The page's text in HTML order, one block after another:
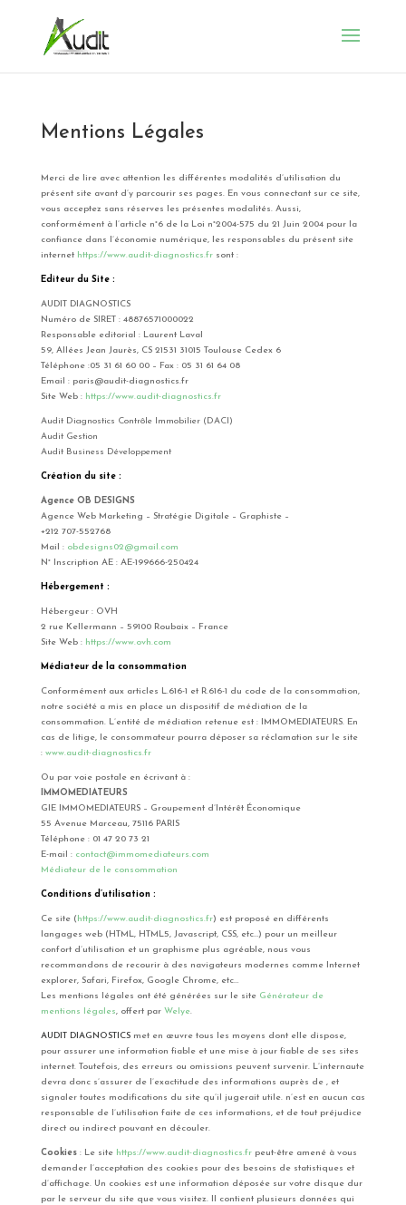
Mentions Légales
Merci de lire avec attention les différentes modalités d’utilisation du
présent site avant d’y parcourir ses pages. En vous connectant sur ce site,
vous acceptez sans réserves les présentes modalités. Aussi,
conformément à l’article n°6 de la Loi n°2004-575 du 21 Juin 2004 pour la
confiance dans l’économie numérique, les responsables du présent site
internet https://www.audit-diagnostics.frsont :
Editeur du Site :
AUDIT DIAGNOSTICS
Numéro de SIRET : 48876571000022
Responsable editorial : Laurent Laval
59, Allées Jean Jaurès, CS 21531 31015 Toulouse Cedex 6
Téléphone :05 31 61 60 00 – Fax : 05 31 61 64 08
Email : paris@audit-diagnostics.fr
Site Web : https://www.audit-diagnostics.fr
Audit Diagnostics Contrôle Immobilier (DACI)
Audit Gestion
Audit Business Développement
Création du site :
Agence OB DESIGNS
Agence Web Marketing – Stratégie Digitale – Graphiste –
+212 707-552768
Mail : obdesigns02@gmail.com
N° Inscription AE : AE-199666-250424
Hébergement :
Hébergeur : OVH
2 rue Kellermann – 59100 Roubaix – France
Site Web : https://www.ovh.com
Médiateur de la consommation
Conformément aux articles L.616-1 et R.616-1 du code de la consommation,
notre société a mis en place un dispositif de médiation de la
consommation. L’entité de médiation retenue est : IMMOMEDIATEURS. En
cas de litige, le consommateur pourra déposer sa réclamation sur le site
: www.audit-diagnostics.fr
Ou par voie postale en écrivant à :
IMMOMEDIATEURS
GIE IMMOMEDIATEURS – Groupement d’Intérêt Économique
55 Avenue Marceau, 75116 PARIS
Téléphone : 01 47 20 73 21
E-mail : contact@immomediateurs.com
Médiateur de le consommation
Conditions d’utilisation :
Ce site ( https://www.audit-diagnostics.fr) est proposé en différents
langages web (HTML, HTML5, Javascript, CSS, etc…) pour un meilleur
confort d’utilisation et un graphisme plus agréable, nous vous
recommandons de recourir à des navigateurs modernes comme Internet
explorer, Safari, Firefox, Google Chrome, etc…
Les mentions légales ont été générées sur le site Générateur de
mentions légales, offert par Welye.
AUDIT DIAGNOSTICS met en œuvre tous les moyens dont elle dispose,
pour assurer une information fiable et une mise à jour fiable de ses sites
internet. Toutefois, des erreurs ou omissions peuvent survenir. L’internaute
devra donc s’assurer de l’exactitude des informations auprès de , et
signaler toutes modifications du site qu’il jugerait utile. n’est en aucun cas
responsable de l’utilisation faite de ces informations, et de tout préjudice
direct ou indirect pouvant en découler.
Cookies: Le site https://www.audit-diagnostics.frpeut-être amené à vous
demander l’acceptation des cookies pour des besoins de statistiques et
d’affichage. Un cookies est une information déposée sur votre disque dur
par le serveur du site que vous visitez. Il contient plusieurs données qui